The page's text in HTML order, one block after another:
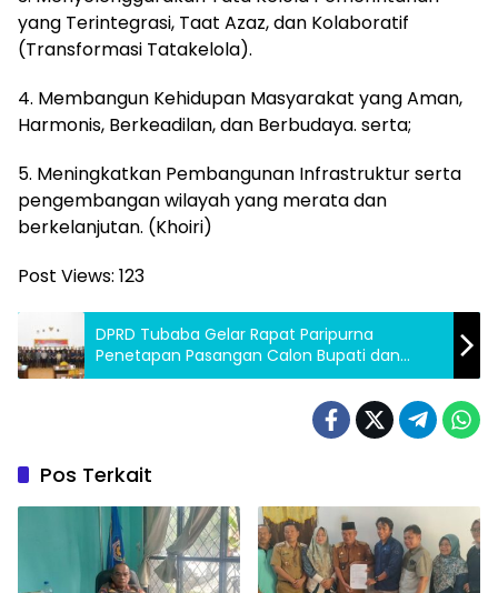
yang Terintegrasi, Taat Azaz, dan Kolaboratif
(Transformasi Tatakelola).
4. Membangun Kehidupan Masyarakat yang Aman,
Harmonis, Berkeadilan, dan Berbudaya. serta;
5. Meningkatkan Pembangunan Infrastruktur serta
pengembangan wilayah yang merata dan
berkelanjutan. (Khoiri)
Post Views: 123
DPRD Tubaba Gelar Rapat Paripurna
Penetapan Pasangan Calon Bupati dan
Wakil Bupati Tubaba Terpilih
Pos Terkait